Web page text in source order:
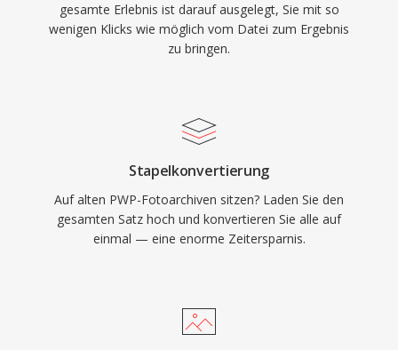
gesamte Erlebnis ist darauf ausgelegt, Sie mit so
wenigen Klicks wie möglich vom Datei zum Ergebnis
zu bringen.
Stapelkonvertierung
Auf alten PWP-Fotoarchiven sitzen? Laden Sie den
gesamten Satz hoch und konvertieren Sie alle auf
einmal — eine enorme Zeitersparnis.